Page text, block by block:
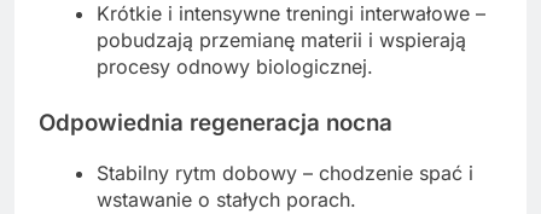
Krótkie i intensywne treningi interwałowe –
pobudzają przemianę materii i wspierają
procesy odnowy biologicznej.
Odpowiednia regeneracja nocna
Stabilny rytm dobowy – chodzenie spać i
wstawanie o stałych porach.